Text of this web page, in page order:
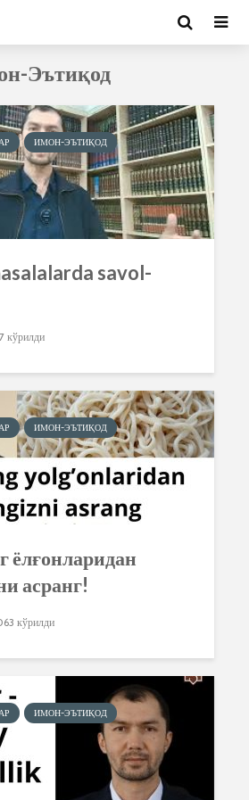
Эътиқод
ИМОН-ЭЪТИҚОД
savol-
кўрилди
ИМОН-ЭЪТИҚОД
ёлғонларидан
асранг!
кўрилди
ИМОН-ЭЪТИҚОД